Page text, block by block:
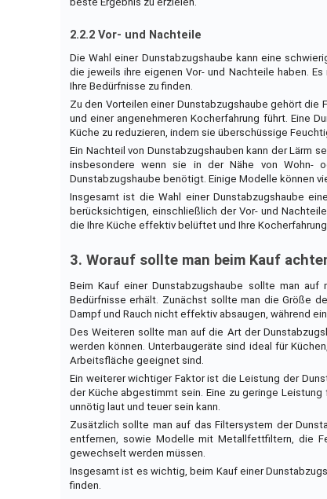
2.2.2 Vor- und Nachteile
Die Wahl einer Dunstabzugshaube kann eine
die jeweils ihre eigenen Vor- und Nachteile haben.
Ihre Bedürfnisse zu finden.
Zu den Vorteilen einer Dunstabzugshaube gehört die
und einer angenehmeren Kocherfahrung führt. Eine
Küche zu reduzieren, indem sie überschüssige
Ein Nachteil von Dunstabzugshauben kann der Lärm
insbesondere wenn sie in der Nähe von Wohn-
Dunstabzugshaube benötigt. Einige Modelle können
Insgesamt ist die Wahl einer Dunstabzugshaube
berücksichtigen, einschließlich der Vor- und
die Ihre Küche effektiv belüftet und Ihre
3. Worauf sollte man beim Kauf
Beim Kauf einer Dunstabzugshaube sollte man
Bedürfnisse erhält. Zunächst sollte man die Größe
Dampf und Rauch nicht effektiv absaugen, während
Des Weiteren sollte man auf die Art der
werden können. Unterbaugeräte sind ideal für
Arbeitsfläche geeignet sind.
Ein weiterer wichtiger Faktor ist die Leistung der
der Küche abgestimmt sein. Eine zu geringe
unnötig laut und teuer sein kann.
Zusätzlich sollte man auf das Filtersystem der
entfernen, sowie Modelle mit Metallfettfiltern, die
gewechselt werden müssen.
Insgesamt ist es wichtig, beim Kauf einer
finden.